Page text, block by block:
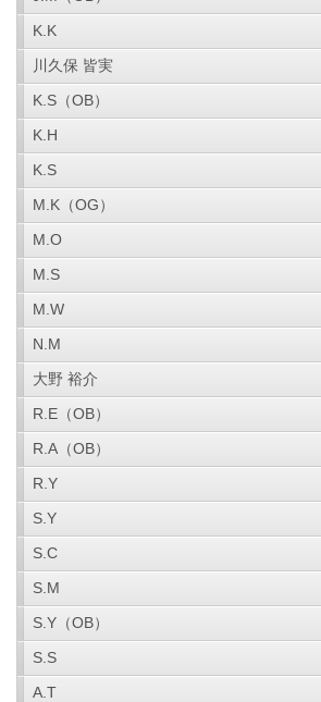
K.K
川久保 皆実
K.S（OB）
K.H
K.S
M.K（OG）
M.O
M.S
M.W
N.M
大野 裕介
R.E（OB）
R.A（OB）
R.Y
S.Y
S.C
S.M
S.Y（OB）
S.S
A.T